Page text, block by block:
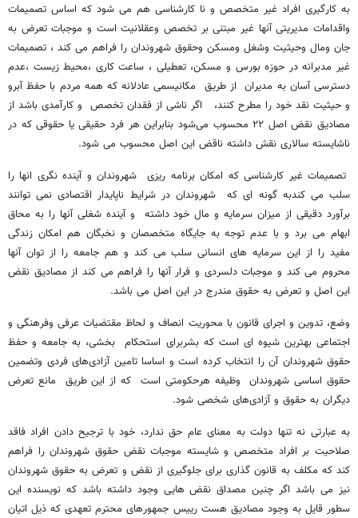
به کارگیری افراد غیر متخصص و نا کارشناسی هم می شود که اساس تصمیمات
واقدامات مدیریتی آنها غیر مبتنی بر تخصص وعقلانیت است و موجبات تعرض به
جان ومال وحیثیت وشغل ومسکن وحقوق شهروندان را فراهم می کند ، تصمیمات
غیر مدبرانه در حوزه بورس و مسکن، تعطیلی ، ساعت کاری ،محیط زیست ،عدم
دسترسی آسان به مدیران از طریق مکانیسمی عادلانه که همه مردم با حفظ آبرو
و حیثیت نقد خود را مطرح کنند، اگر ناشی از فقدان تخصص و کارآمدی باشد از
مصادیق نقض اصل ۲۲ محسوب می‌شود بنابراین هر فرد حقیقی یا حقوقی که در
ناشایسته سالاری نقش داشته ناقض این اصل محسوب می شود.
تصمیمات غیر کارشناسی که امکان برنامه ریزی شهروندان و آینده نگری انها را
سلب می کندبه گونه ای که شهروندان در شرایط ناپایدار اقتصادی نمی توانند
برآورد دقیقی از میزان سرمایه و مال خود داشته و آینده شغلی آنها را به محاق
ابهام می برد و با عدم توجه به جایگاه متخصصان و نخبگان هم امکان زندگی
مفید را از این سرمایه های انسانی سلب می کند و هم جامعه را از توان آنها
محروم می کند و موجبات دلسردی و فرار آنها را فراهم می کند از مصادیق نقض
این اصل و تعرض به حقوق مندرج در این اصل می باشد.
وضع، تدوین و اجرای قانون با محوریت انصاف و لحاظ مقتضیات عرفی وفرهنگی و
اجتماعی بهترین شیوه ای است که بشربرای استحکام بخشی، به جامعه و حفظ
حقوق شهروندان آن را انتخاب کرده است و اساسا تامین آزادی‌های فردی وتضمین
حقوق اساسی شهروندان وظیفه هرحکومتی است که از این طریق مانع تعرض
دیگران به حقوق و آزادی‌های شخصی ‌شود.
به عبارتی نه تنها دولت به معنای عام حق ندارد، خود با ترجیح دادن افراد فاقد
صلاحیت بر افراد متخصص و شایسته موجبات نقض حقوق شهروندان را فراهم
کند که مکلف به قانون گذاری برای جلوگیری از نقض و تعرض به حقوق شهروندان
نیز می باشد اگر چنین مصداق نقض هایی وجود داشته باشد که نویسنده این
سطور قایل به وجود مصادیق هست رییس جمهورهای محترم تعهدی که ذیل اتیان